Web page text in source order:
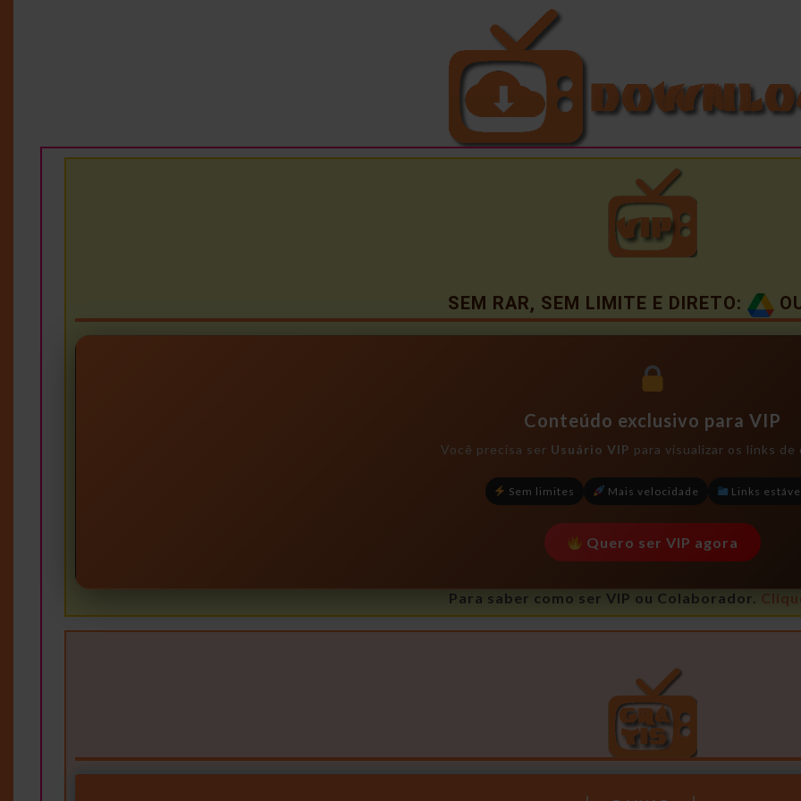
SEM RAR, SEM LIMITE E DIRETO:
Conteúdo exclusivo para VIP
Você precisa ser Usuário VIP para visualizar os links de
Sem limites Mais velocidade Links
Quero ser VIP agora
Para saber como ser VIP ou Colaborador.